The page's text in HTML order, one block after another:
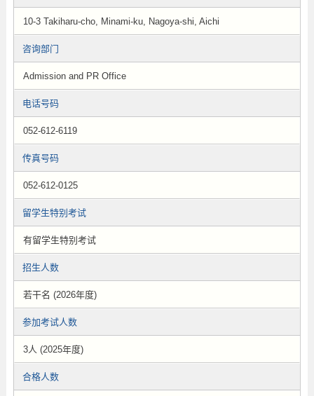
10-3 Takiharu-cho, Minami-ku, Nagoya-shi, Aichi
咨询部门
Admission and PR Office
电话号码
052-612-6119
传真号码
052-612-0125
留学生特别考试
有留学生特别考试
招生人数
若干名 (2026年度)
参加考试人数
3人 (2025年度)
合格人数